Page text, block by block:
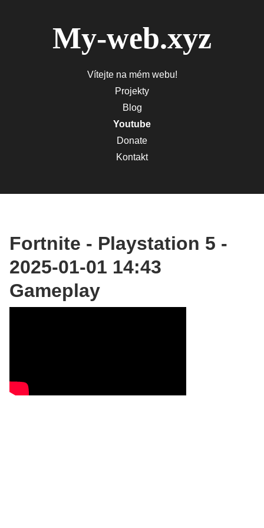
My-web.xyz
Vítejte na mém webu!
Projekty
Blog
Youtube
Donate
Kontakt
Fortnite - Playstation 5 -
2025-01-01 14:43
Gameplay